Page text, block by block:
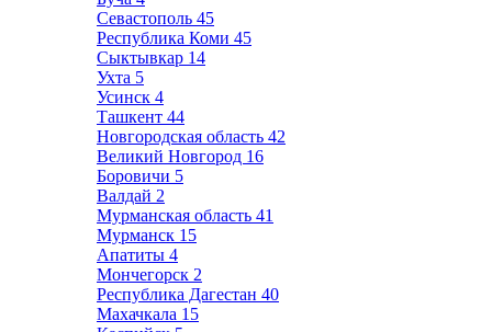
Севастополь 45
Республика Коми 45
Сыктывкар 14
Ухта 5
Усинск 4
Ташкент 44
Новгородская область 42
Великий Новгород 16
Боровичи 5
Валдай 2
Мурманская область 41
Мурманск 15
Апатиты 4
Мончегорск 2
Республика Дагестан 40
Махачкала 15